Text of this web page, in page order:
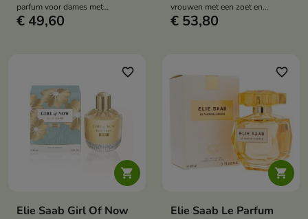
parfum voor dames met
framboos, citroen,
€ 49,60
vrouwen met een zoet en
bloemig karakter met peer,
€ 53,80

favorite_border
Elie Saab Girl Of Now

favorite_border
Elie Saab Le Parfum